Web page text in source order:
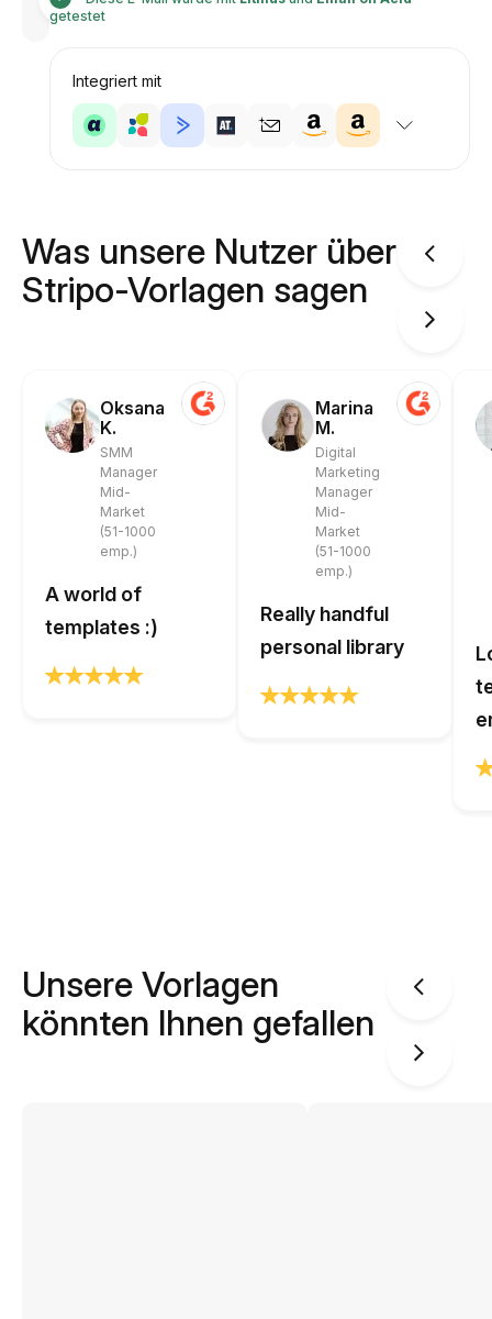
Anastasiia
getestet
Integriert mit
Was unsere Nutzer über
Stripo-Vorlagen sagen
Oksana
K.
SMM
Manager
Mid-
Market
(51-1000
emp.)
A world of
templates :)
Marina
M.
Digital
Marketing
Manager
Mid-
Market
(51-1000
emp.)
Really handful
personal library
Unsere Vorlagen
könnten Ihnen gefallen